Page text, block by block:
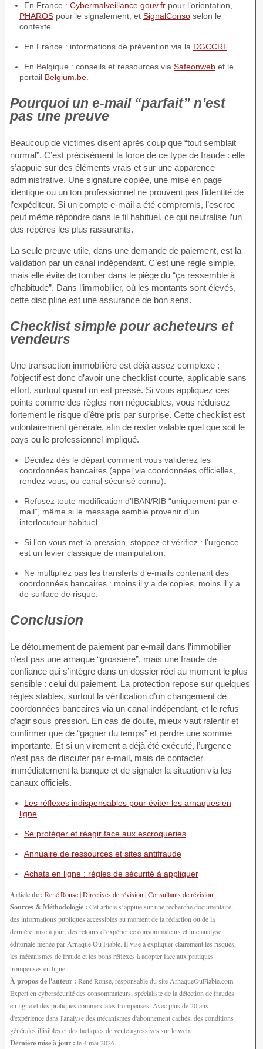
En France : Cybermalveillance.gouv.fr pour l’orientation,
PHAROS pour le signalement, et SignalConso selon le
contexte.
En France : informations de prévention via la DGCCRF.
En Belgique : conseils et ressources via Safeonweb et le
portail Belgium.be.
Pourquoi un e-mail “parfait” n’est
pas une preuve
Beaucoup de victimes disent après coup que “tout semblait
normal”. C’est précisément la force de ce type de fraude : elle
s’appuie sur des éléments vrais et sur une apparence
administrative. Une signature copiée, une mise en page
identique ou un ton professionnel ne prouvent pas l’identité de
l’expéditeur. Si un compte e-mail a été compromis, l’escroc
peut même répondre dans le fil habituel, ce qui neutralise l’un
des repères les plus rassurants.
La seule preuve utile, dans une demande de paiement, est la
validation par un canal indépendant. C’est une règle simple,
mais elle évite de tomber dans le piège du “ça ressemble à
d’habitude”. Dans l’immobilier, où les montants sont élevés,
cette discipline est une assurance de bon sens.
Checklist simple pour acheteurs et
vendeurs
Une transaction immobilière est déjà assez complexe :
l’objectif est donc d’avoir une checklist courte, applicable sans
effort, surtout quand on est pressé. Si vous appliquez ces
points comme des règles non négociables, vous réduisez
fortement le risque d’être pris par surprise. Cette checklist est
volontairement générale, afin de rester valable quel que soit le
pays ou le professionnel impliqué.
Décidez dès le départ comment vous validerez les
coordonnées bancaires (appel via coordonnées officielles,
rendez-vous, ou canal sécurisé connu).
Refusez toute modification d’IBAN/RIB “uniquement par e-
mail”, même si le message semble provenir d’un
interlocuteur habituel.
Si l’on vous met la pression, stoppez et vérifiez : l’urgence
est un levier classique de manipulation.
Ne multipliez pas les transferts d’e-mails contenant des
coordonnées bancaires : moins il y a de copies, moins il y a
de surface de risque.
Conclusion
Le détournement de paiement par e-mail dans l’immobilier
n’est pas une arnaque “grossière”, mais une fraude de
confiance qui s’intègre dans un dossier réel au moment le plus
sensible : celui du paiement. La protection repose sur quelques
règles stables, surtout la vérification d’un changement de
coordonnées bancaires via un canal indépendant, et le refus
d’agir sous pression. En cas de doute, mieux vaut ralentir et
confirmer que de “gagner du temps” et perdre une somme
importante. Et si un virement a déjà été exécuté, l’urgence
n’est pas de discuter par e-mail, mais de contacter
immédiatement la banque et de signaler la situation via les
canaux officiels.
Les réflexes indispensables pour éviter les arnaques en
ligne
Se protéger et réagir face aux escroqueries
Annuaire de ressources et sites antifraude
Achats en ligne : règles de sécurité à appliquer
Article de : René Ronse|Directives de révision|Consultants de révision
Sources & Méthodologie : Cet article s’appuie sur une recherche documentaire,
des informations publiques accessibles au moment de la rédaction ou de la
dernière mise à jour, des retours d’expérience consommateurs et une analyse
éditoriale menée par Arnaque Ou Fiable. Il vise à expliquer clairement les risques,
les mécanismes de fraude et les bons réflexes à adopter face aux pratiques
trompeuses en ligne.
À propos de l'auteur : René Ronse, responsable du site ArnaqueOuFiable.com.
Expert en cybersécurité des consommateurs, spécialiste de la détection de fraudes
en ligne et des pratiques commerciales trompeuses. Avec plus de 20 ans
d'expérience dans l'analyse des mécanismes d'abonnement cachés, des conditions
générales illisibles et des tactiques de vente agressives sur le web.
Dernière mise à jour : le 4 mai 2026.